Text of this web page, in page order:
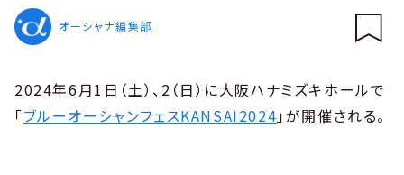
オーシャナ編集部
2024年6月1日（土）、2（日）に大阪ハナミズキホールで
「ブルーオーシャンフェスKANSAI2024 」が開催される。